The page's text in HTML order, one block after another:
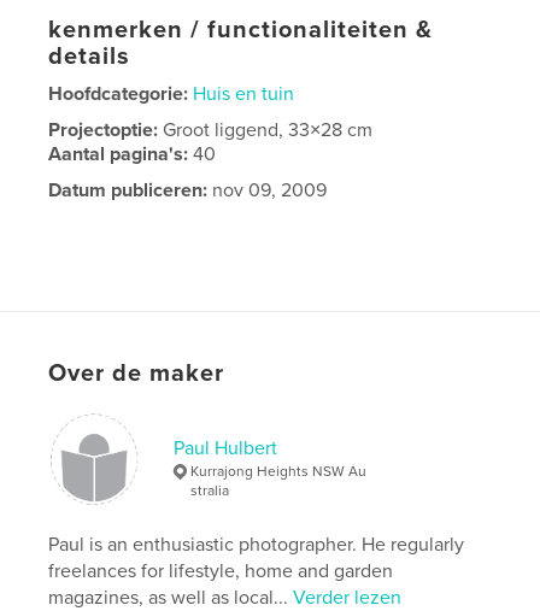
kenmerken / functionaliteiten &
details
Hoofdcategorie: Huis en tuin
Projectoptie: Groot liggend, 33×28 cm
Aantal pagina's:40
Datum publiceren: nov 09, 2009
Over de maker
Paul Hulbert
Kurrajong Heights NSW Au
stralia
Paul is an enthusiastic photographer. He regularly
freelances for lifestyle, home and garden
magazines, as well as local...Verder lezen